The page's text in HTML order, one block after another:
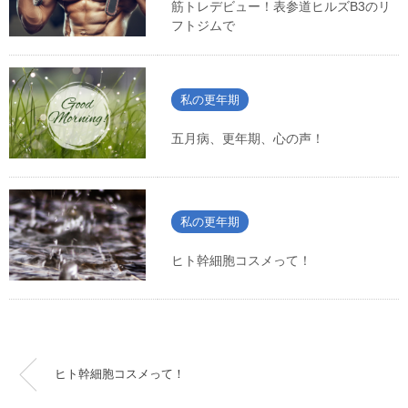
筋トレデビュー！表参道ヒルズB3のリ
フトジムで
私の更年期
五月病、更年期、心の声！
私の更年期
ヒト幹細胞コスメって！
ヒト幹細胞コスメって！